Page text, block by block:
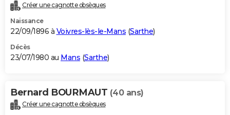
Créer une cagnotte obsèques
Naissance
22/09/1896 à Voivres-lès-le-Mans (Sarthe)
Décès
23/07/1980 au Mans (Sarthe)
Bernard BOURMAUT (40 ans)
Créer une cagnotte obsèques